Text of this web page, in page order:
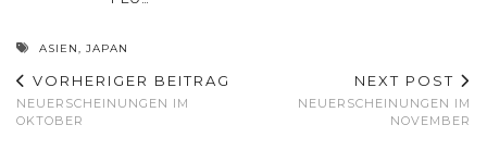
ASIEN, JAPAN
VORHERIGER BEITRAG
NEUERSCHEINUNGEN IM
OKTOBER
NEXT POST
NEUERSCHEINUNGEN IM
NOVEMBER